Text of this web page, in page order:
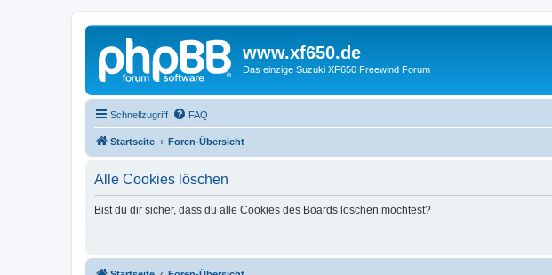
www.xf650.de
Das einzige Suzuki XF650 Freewind Forum
Schnellzugriff FAQ
Startseite Foren-Übersicht
Alle Cookies löschen
Bist du dir sicher, dass du alle Cookies des Boards löschen möchtest?